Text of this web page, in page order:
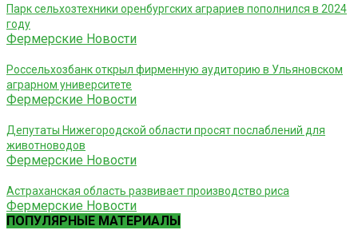
Парк сельхозтехники оренбургских аграриев пополнился в 2024
году
Фермерские Новости
Россельхозбанк открыл фирменную аудиторию в Ульяновском
аграрном университете
Фермерские Новости
Депутаты Нижегородской области просят послаблений для
животноводов
Фермерские Новости
Астраханская область развивает производство риса
Фермерские Новости
ПОПУЛЯРНЫЕ МАТЕРИАЛЫ